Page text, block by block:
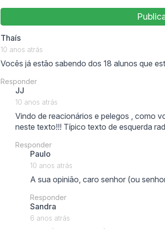
Thaíssays:
10 anos atrás
Vocês já estão sabendo dos 18 alunos que
Responder
JJ
10 anos atrás
Vindo de reacionários e pelegos , como
neste texto!!! Típico texto de esquerda
Responder
Paulo
10 anos atrás
A sua opinião, caro senhor (ou
Responder
Sandra
6 anos atrás